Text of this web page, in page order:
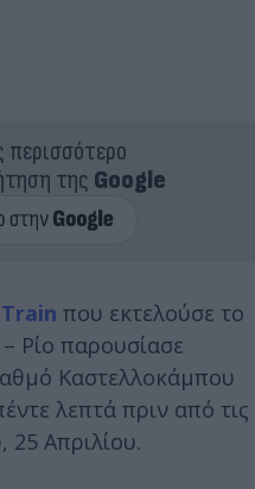
περισσότερο
της Google
που εκτελούσε το
Ρίο παρουσίασε
Καστελλοκάμπου
λεπτά πριν από τις
Απριλίου.